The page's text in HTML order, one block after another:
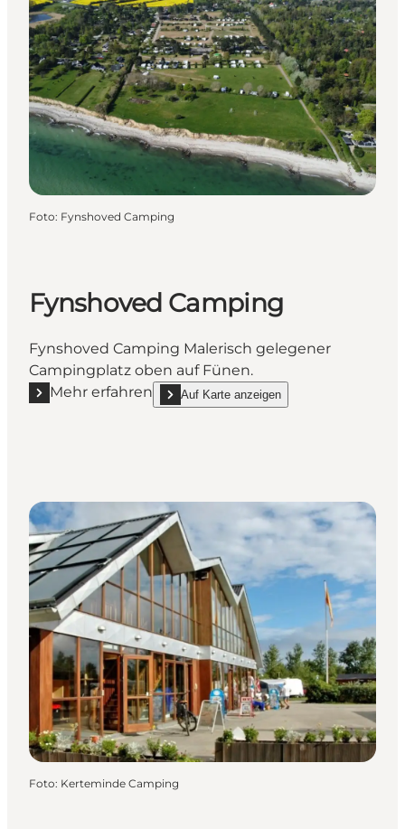
Foto: Fynshoved Camping
Fynshoved Camping
Fynshoved Camping Malerisch gelegener
Campingplatz oben auf Fünen.
Mehr erfahren
Mehr erfahren "Fynshoved Camping"
Auf Karte anzeigen
show Fynshoved Camping on_map
Foto: Kerteminde Camping